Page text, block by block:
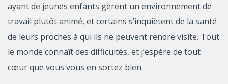
ayant de jeunes enfants gèrent un environnement de
travail plutôt animé, et certains s’inquiètent de la santé
de leurs proches à qui ils ne peuvent rendre visite. Tout
le monde connaît des difficultés, et j’espère de tout
cœur que vous vous en sortez bien.